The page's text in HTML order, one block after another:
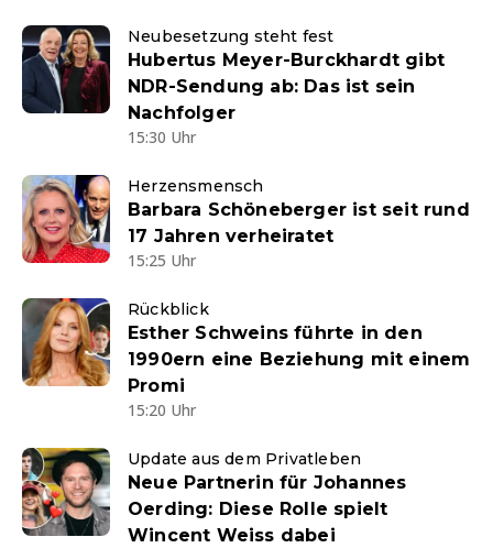
Neubesetzung steht fest
Hubertus Meyer-Burckhardt gibt
NDR-Sendung ab: Das ist sein
Nachfolger
15:30 Uhr
Herzensmensch
Barbara Schöneberger ist seit rund
17 Jahren verheiratet
15:25 Uhr
Rückblick
Esther Schweins führte in den
1990ern eine Beziehung mit einem
Promi
15:20 Uhr
Update aus dem Privatleben
Neue Partnerin für Johannes
Oerding: Diese Rolle spielt
Wincent Weiss dabei